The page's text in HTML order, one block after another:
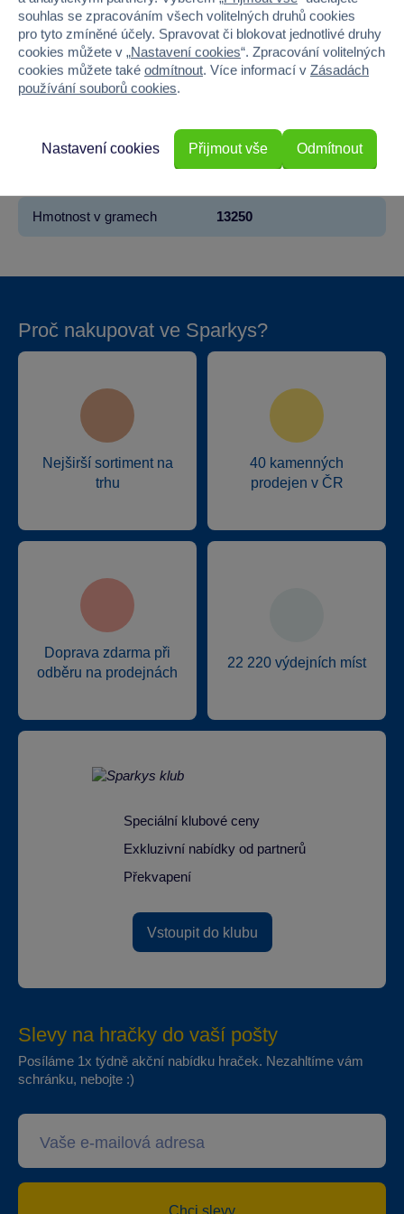
Materiál PLAST
Barva ČERVENÁ
Šířka
Hmotnost v gramech 13250
Proč nakupovat ve Sparkys?
Nejširší sortiment na
trhu
40 kamenných
prodejen v ČR
Doprava zdarma při
odběru na prodejnách
22 220 výdejních míst
Speciální klubové ceny
Exkluzivní nabídky od partnerů
Překvapení
Vstoupit do klubu
Slevy na hračky do vaší pošty
Posíláme 1x týdně akční nabídku hraček. Nezahltíme vám
schránku, nebojte :)
Chci slevy
souhlas se zpracováním všech volitelných druhů cookies
pro tyto zmíněné účely. Spravovat či blokovat jednotlivé druhy
cookies můžete v „Nastavení cookies“. Zpracování volitelných
cookies můžete také odmítnout. Více informací v Zásadách
používání souborů cookies.
Odmítnout
Nastavení cookies Přijmout vše